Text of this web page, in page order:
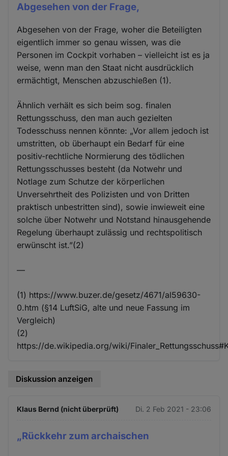
Abgesehen von der Frage,
Abgesehen von der Frage, woher die Beteiligten
eigentlich immer so genau wissen, was die
Personen im Cockpit vorhaben – vielleicht ist es ja
weise, wenn man den Staat nicht ausdrücklich
ermächtigt, Menschen abzuschießen (1).
Ähnlich verhält es sich beim sog. finalen
Rettungsschuss, den man auch gezielten
Todesschuss nennen könnte: „Vor allem jedoch ist
umstritten, ob überhaupt ein Bedarf für eine
positiv-rechtliche Normierung des tödlichen
Rettungsschusses besteht (da Notwehr und
Notlage zum Schutze der körperlichen
Unversehrtheit des Polizisten und von Dritten
praktisch unbestritten sind), sowie inwieweit eine
solche über Notwehr und Notstand hinausgehende
Regelung überhaupt zulässig und rechtspolitisch
erwünscht ist.”(2)
—
(1) https://www.buzer.de/gesetz/4671/al59630-
0.htm (§14 LuftSiG, alte und neue Fassung im
Vergleich)
(2)
https://de.wikipedia.org/wiki/
Diskussion anzeigen
Klaus Bernd (nicht überprüft) Di. 2 Feb 2021 - 23:06
„Rückkehr zum archaischen